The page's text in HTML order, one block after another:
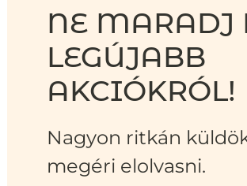
NE MARADJ
LEGÚJABB
AKCIÓKRÓL!
Nagyon ritkán
megéri elolvasni.